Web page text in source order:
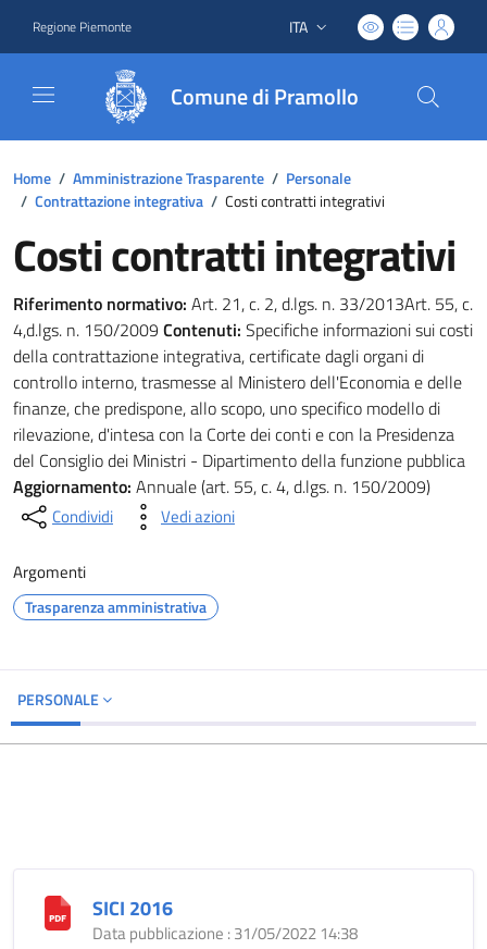
Regione Piemonte Lingua attiva:
ITA
Comune di Pramollo
Home / Amministrazione Trasparente / Personale
/ Contrattazione integrativa / Costi contratti integrativi
Costi contratti integrativi
Riferimento normativo: Art. 21, c. 2, d.lgs. n. 33/2013Art. 55, c.
4,d.lgs. n. 150/2009 Contenuti: Specifiche informazioni sui costi
della contrattazione integrativa, certificate dagli organi di
controllo interno, trasmesse al Ministero dell'Economia e delle
finanze, che predispone, allo scopo, uno specifico modello di
rilevazione, d'intesa con la Corte dei conti e con la Presidenza
del Consiglio dei Ministri - Dipartimento della funzione pubblica
Aggiornamento: Annuale (art. 55, c. 4, d.lgs. n. 150/2009)
Condividi Vedi azioni
Argomenti
Trasparenza amministrativa
PERSONALE
SICI 2016
Data pubblicazione : 31/05/2022 14:38